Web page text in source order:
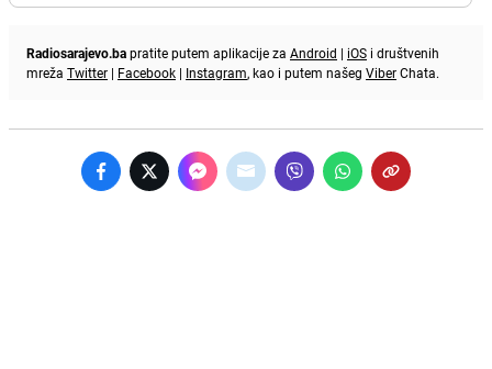
Radiosarajevo.bapratite putem aplikacije za Android | iOS i društvenih
mreža Twitter | Facebook | Instagram, kao i putem našeg ViberChata.